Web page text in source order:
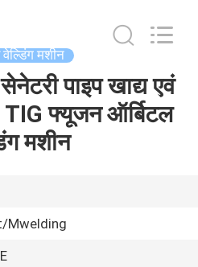
वेल्डिंग मशीन
पाइप खाद्य एवं
TIG फ्यूजन ऑर्बिटल
मशीन
Mwelding